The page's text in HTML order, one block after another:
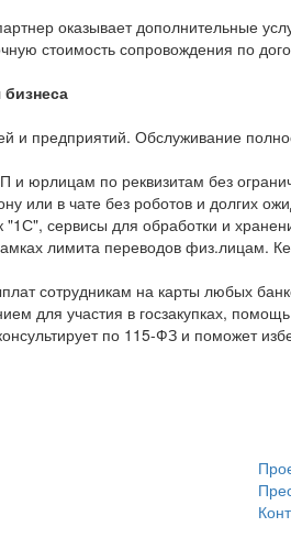
оказывает дополнительные
стоимость сопровождения по
и предприятий. Обслуживание
юрлицам по реквизитам без
или в чате без роботов и долгих
"1С", сервисы для обработки и
лимита переводов физ.лицам.
сотрудникам на карты любых
для участия в госзакупках,
по 115-ФЗ и поможет